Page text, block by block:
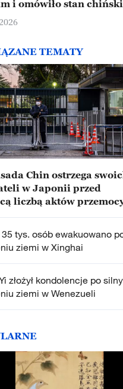
i omówiło stan
TEMATY
Chin ostrzega
w Japonii przed
liczbą aktów
35 tys. osób ewakuowano
ziemi w Xinghai
złożył kondolencje po
ziemi w Wenezueli